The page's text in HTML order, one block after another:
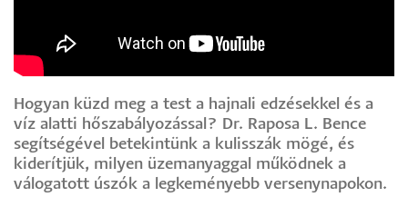
Hogyan küzd meg a test a hajnali edzésekkel és a
víz alatti hőszabályozással? Dr. Raposa L. Bence
segítségével betekintünk a kulisszák mögé, és
kiderítjük, milyen üzemanyaggal működnek a
válogatott úszók a legkeményebb versenynapokon.